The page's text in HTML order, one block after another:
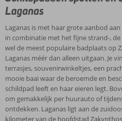
Laganas
Laganas is met haar grote aanbod
in combinatie met het fijne strand-,
wel de meest populaire badplaats op
Laganas méér dan alleen uitgaan. Je
terrasjes, souvenirwinkeltjes, een
mooie baai waar de beroemde en
schildpad leeft en haar eieren legt.
om gemakkelijk per huurauto of
ontdekken. Laganas ligt aan de
kilometer van de hoofdstad